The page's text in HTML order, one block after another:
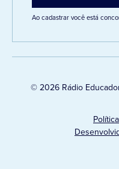
Ao cadastrar você está
© 2026 Rádio